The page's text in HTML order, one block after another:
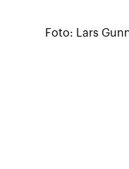
Foto: Lars